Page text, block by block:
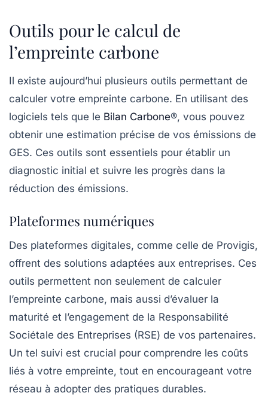
Outils pour le calcul de
l’empreinte carbone
Il existe aujourd’hui plusieurs outils permettant de
calculer votre empreinte carbone. En utilisant des
logiciels tels que le Bilan Carbone®, vous pouvez
obtenir une estimation précise de vos émissions de
GES. Ces outils sont essentiels pour établir un
diagnostic initial et suivre les progrès dans la
réduction des émissions.
Plateformes numériques
Des plateformes digitales, comme celle de Provigis,
offrent des solutions adaptées aux entreprises. Ces
outils permettent non seulement de calculer
l’empreinte carbone, mais aussi d’évaluer la
maturité et l’engagement de la Responsabilité
Sociétale des Entreprises (RSE) de vos partenaires.
Un tel suivi est crucial pour comprendre les coûts
liés à votre empreinte, tout en encourageant votre
réseau à adopter des pratiques durables.